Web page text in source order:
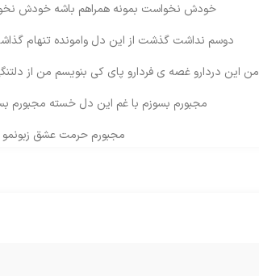
خودش نخواست بمونه همراهم باشه خودش
دوسم نداشت گذشت از این دل وامونده تنهام
من این دردارو غصه ی فردارو پای کی بنویسم من از
مجبورم بسوزم با غم این دل خسته مجبورم
مجبورم حرمت عشق زبونمو